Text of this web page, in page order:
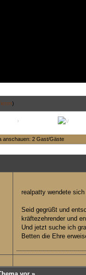
)
›
anschauen: 2 Gast/Gäste
realpatty wendete
Seid gegrüßt und
kräftezehrender und
Und jetzt suche ich
Betten die Ehre